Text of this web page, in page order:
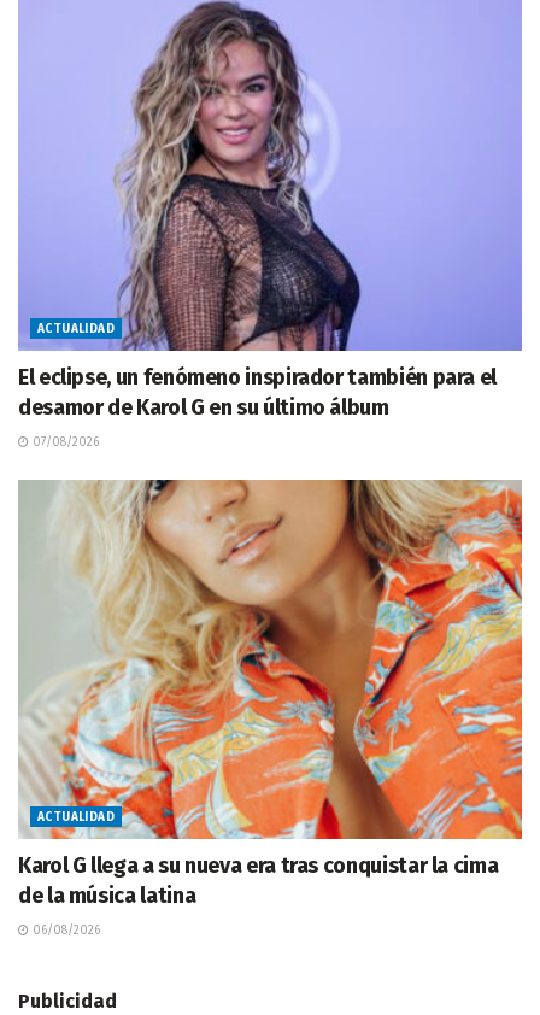
ACTUALIDAD
El eclipse, un fenómeno inspirador también para el
desamor de Karol G en su último álbum
07/08/2026
ACTUALIDAD
Karol G llega a su nueva era tras conquistar la cima
de la música latina
06/08/2026
Publicidad